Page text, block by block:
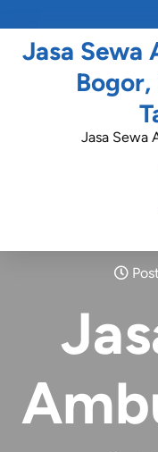
Jasa Sewa
Bogor,
Jasa Sewa